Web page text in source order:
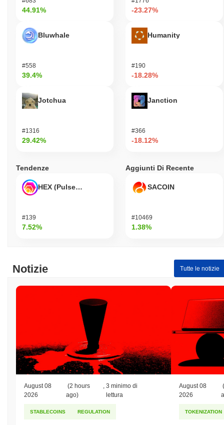
44.91%
Bluwhale
#558
39.4%
Jotchua
#1316
29.42%
-23.27%
Humanity
#190
-18.28%
Janction
#366
-18.12%
Tendenze
HEX (Pulsechain)
#139
7.52%
Aggiunti Di Recente
SACOIN
#10469
1.38%
Notizie Tutte le notizie
August 08
2026
(2 hours
ago)
,3 minimo di
lettura
STABLECOINS REGULATION
August 08
2026
TOKENIZATION